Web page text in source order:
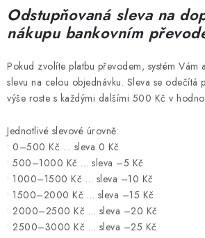
Odstupňovaná sleva na
nákupu bankovním
Pokud zvolíte platbu převodem, systém Vám
slevu na celou objednávku. Sleva se odečítá
výše roste s každými dalšími 500 Kč v
Jednotlivé slevové úrovně:
• 0–500 Kč … sleva 0 Kč
• 500–1000 Kč … sleva –5 Kč
• 1000–1500 Kč … sleva –10 Kč
• 1500–2000 Kč … sleva –15 Kč
• 2000–2500 Kč … sleva –20 Kč
• 2500–3000 Kč … sleva –25 Kč